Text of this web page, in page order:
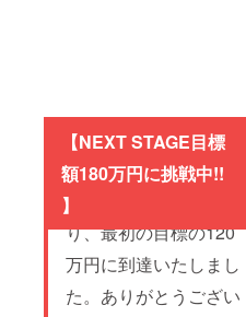
【NEXT STAGE目標
額180万円に挑戦中!!
】※皆様のご協力によ
り、最初の目標の120
万円に到達いたしまし
た。ありがとうござい